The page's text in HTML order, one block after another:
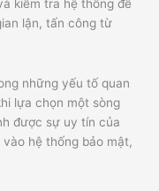
kiểm tra hệ thống để
lận, tấn công từ
những yếu tố quan
lựa chọn một sòng
được sự uy tín của
hệ thống bảo mật,